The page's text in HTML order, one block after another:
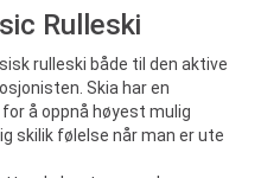
Rulleski
rulleski både til den aktive
Skia har en
å oppnå høyest mulig
skilik følelse når man er ute